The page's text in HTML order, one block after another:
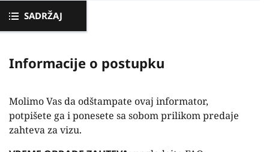
SADRŽAJ
Informacije o postupku
Molimo Vas da odštampate ovaj informator,
potpišete ga i ponesete sa sobom prilikom predaje
zahteva za vizu.